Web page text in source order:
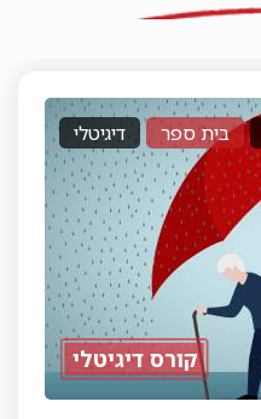
קורס דיגיטלי
בית ספר דיגיטלי